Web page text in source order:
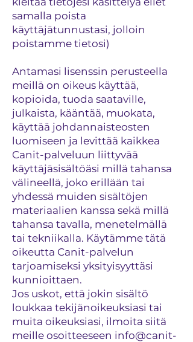
samalla poista
käyttäjätunnustasi, jolloin
poistamme tietosi)
Antamasi lisenssin perusteella
meillä on oikeus käyttää,
kopioida, tuoda saataville,
julkaista, kääntää, muokata,
käyttää johdannaisteosten
luomiseen ja levittää kaikkea
Canit-palveluun liittyvää
käyttäjäsisältöäsi millä tahansa
välineellä, joko erillään tai
yhdessä muiden sisältöjen
materiaalien kanssa sekä millä
tahansa tavalla, menetelmällä
tai tekniikalla. Käytämme tätä
oikeutta Canit-palvelun
tarjoamiseksi yksityisyyttäsi
kunnioittaen.
Jos uskot, että jokin sisältö
loukkaa tekijänoikeuksiasi tai
muita oikeuksiasi, ilmoita siitä
meille osoitteeseen info@canit-